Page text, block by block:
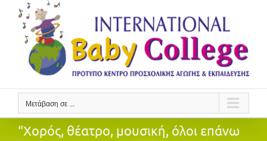
Μετάβαση σε ...
“Χορός, θέατρο, μουσική, όλοι επάνω